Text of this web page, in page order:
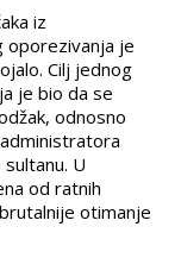
iz
oporezivanja je
Cilj jednog
je bio da se
odnosno
U
od ratnih
otimanje